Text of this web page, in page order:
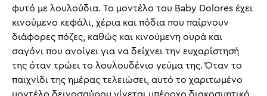
φυτό με λουλούδια. Το μοντέλο του Baby Dolores έχει
κινούμενο κεφάλι, χέρια και πόδια που παίρνουν
διάφορες πόζες, καθώς και κινούμενη ουρά και
σαγόνι που ανοίγει για να δείχνει την ευχαρίστησή
της όταν τρώει το λουλουδένιο γεύμα της. Όταν το
παιχνίδι της ημέρας τελειώσει, αυτό το χαριτωμένο
μοντέλο δεινοσαύρου γίνεται υπέροχο διακοσμητικό